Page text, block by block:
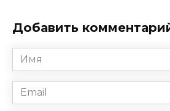
Добавить
Имя
*
Email
*